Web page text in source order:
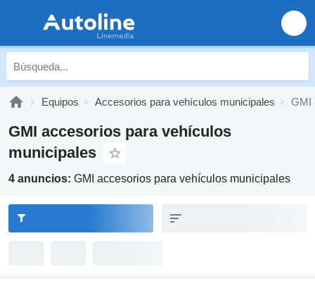
Equipos Accesorios para vehículos municipales GMI
GMI accesorios para vehículos
municipales
4 anuncios: GMI accesorios para vehículos municipales